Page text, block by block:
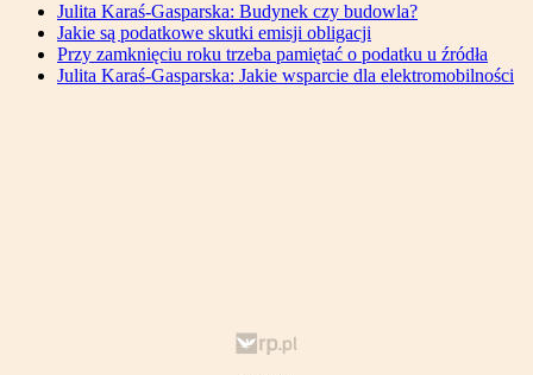
Julita Karaś-Gasparska: Budynek czy budowla?
Jakie są podatkowe skutki emisji obligacji
Przy zamknięciu roku trzeba pamiętać o podatku u źródła
Julita Karaś-Gasparska: Jakie wsparcie dla elektromobilności